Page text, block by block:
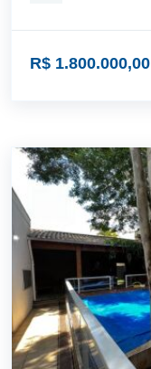
R$ 1.800.000,00